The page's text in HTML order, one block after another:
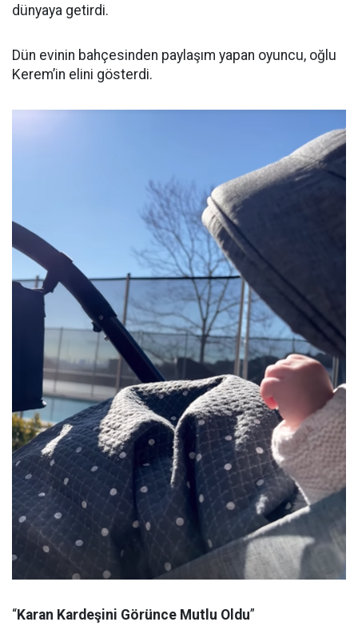
dünyaya getirdi.
Dün evinin bahçesinden paylaşım yapan oyuncu, oğlu
Kerem’in elini gösterdi.
“Karan Kardeşini Görünce Mutlu Oldu”